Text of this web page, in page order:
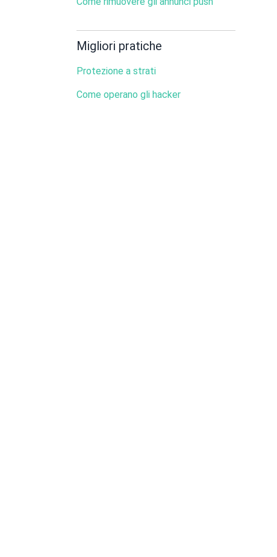
Migliori pratiche
Protezione a strati
Come operano gli hacker